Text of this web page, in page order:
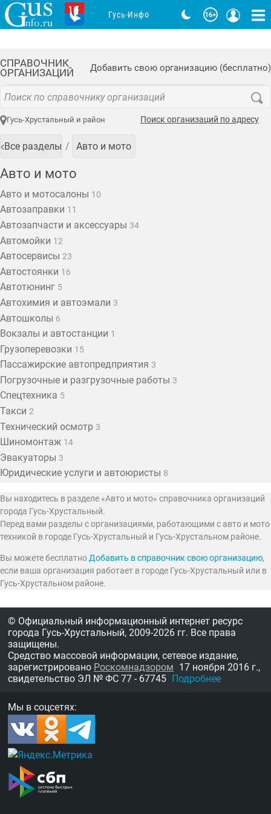
СПРАВОЧНИК
ОРГАНИЗАЦИЙ
Добавить свою организацию (бесплатно)
Гусь-Хрустальный и район Поиск организаций по адресу
Все разделы Авто и мото
Авто и мото
Авто и мотосалоны 10
Автозаправки 11
Автозапчасти и аксессуары 34
Автомойки 12
Автосервисы 23
Автостоянки 16
Автотюнинг 5
Автохимия и автоэмали 3
Автошколы 6
Вокзалы и автостанции 1
Грузоперевозки 15
Пассажирские автопредприятия 3
Погрузочные и разгрузочные работы 3
Спецтехника 5
Такси 2
Технический осмотр 3
Шиномонтаж 14
Эвакуаторы 3
Юридические услуги и автоюристы 8
Вы находитесь в разделе «Авто и мото» справочника организаций
города Гусь-Хрустальный.
Перед вами разделы с организациями, работающими с авто и мото
техникой в городе Гусь-Хрустальный и Гусь-Хрустальном районе.
Вы можете бесплатноДобавить в справочник свою организацию,
если ваша организация работает в городе Гусь-Хрустальный или в
Гусь-Хрустальном районе.
Гусь-Инфо
© Официальный информационный интернет ресурс
города Гусь-Хрустальный, 2009-2026 гг. Все права
защищены.
Средство массовой информации, сетевое издание,
зарегистрировано Роскомнадзором 17 ноября 2016 г.,
свидетельство ЭЛ № ФС 77 - 67745 Подробнее
Мы в соцсетях: